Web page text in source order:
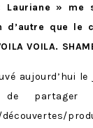
» me
d’autre que le
VOILA.
aujourd’hui
de partager
découvertes/